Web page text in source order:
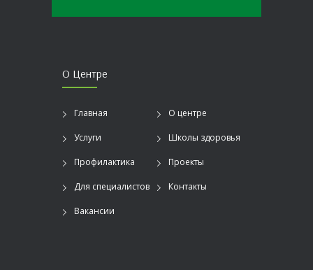
О Центре
Главная О центре
Услуги Школы здоровья
Профилактика Проекты
Для специалистов Контакты
Вакансии